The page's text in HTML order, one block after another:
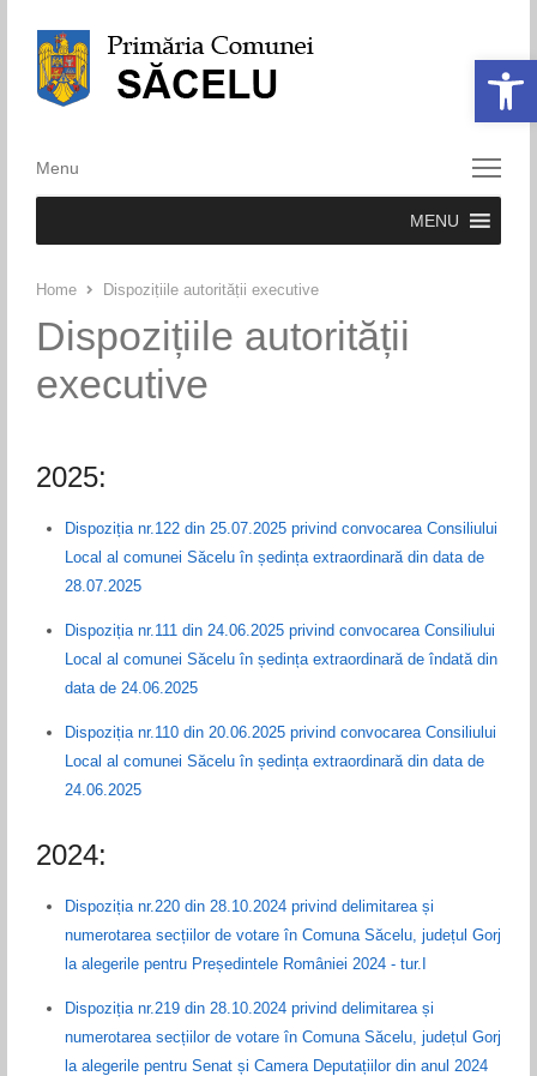
Deschide
Menu
Menu
MENU
Home Dispozițiile autorității executive
Dispozițiile autorității
executive
2025:
Dispoziția nr.122 din 25.07.2025 privind convocarea Consiliului
Local al comunei Săcelu în ședința extraordinară din data de
28.07.2025
Dispoziția nr.111 din 24.06.2025 privind convocarea Consiliului
Local al comunei Săcelu în ședința extraordinară de îndată din
data de 24.06.2025
Dispoziția nr.110 din 20.06.2025 privind convocarea Consiliului
Local al comunei Săcelu în ședința extraordinară din data de
24.06.2025
2024:
Dispoziția nr.220 din 28.10.2024 privind delimitarea și
numerotarea secțiilor de votare în Comuna Săcelu, județul Gorj
la alegerile pentru Președintele României 2024 - tur.I
Dispoziția nr.219 din 28.10.2024 privind delimitarea și
numerotarea secțiilor de votare în Comuna Săcelu, județul Gorj
la alegerile pentru Senat și Camera Deputațiilor din anul 2024